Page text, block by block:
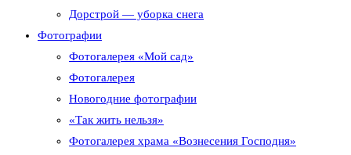
Дорстрой — уборка снега
Фотографии
Фотогалерея «Мой сад»
Фотогалерея
Новогодние фотографии
«Так жить нельзя»
Фотогалерея храма «Вознесения Господня»